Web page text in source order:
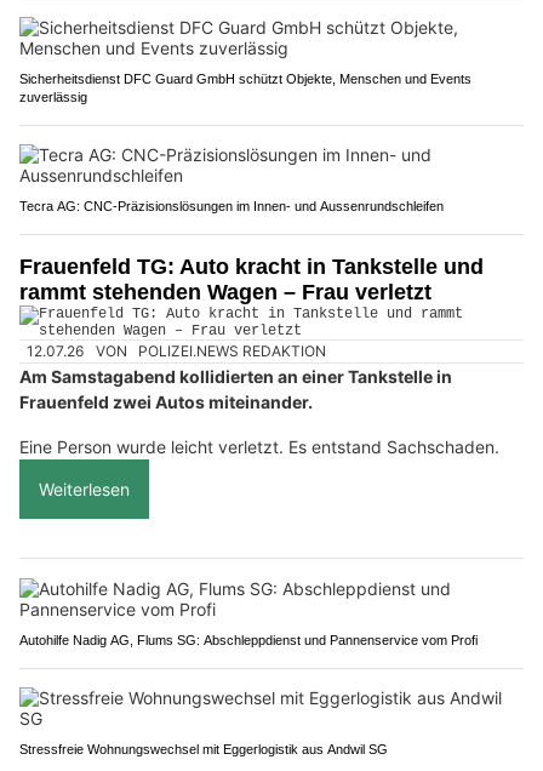
Sicherheitsdienst DFC Guard GmbH schützt Objekte, Menschen und Events
zuverlässig
Tecra AG: CNC-Präzisionslösungen im Innen- und Aussenrundschleifen
Frauenfeld TG: Auto kracht in Tankstelle und
rammt stehenden Wagen – Frau verletzt
12.07.26 VON POLIZEI.NEWS REDAKTION
Am Samstagabend kollidierten an einer Tankstelle in
Frauenfeld zwei Autos miteinander.
Eine Person wurde leicht verletzt. Es entstand Sachschaden.
Weiterlesen
Autohilfe Nadig AG, Flums SG: Abschleppdienst und Pannenservice vom Profi
Stressfreie Wohnungswechsel mit Eggerlogistik aus Andwil SG